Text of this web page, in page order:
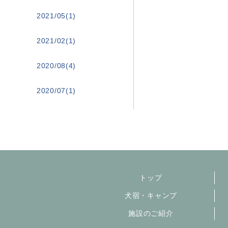
2021/05(1)
2021/02(1)
2020/08(4)
2020/07(1)
トップ
犬宿・キャンプ
施設のご紹介